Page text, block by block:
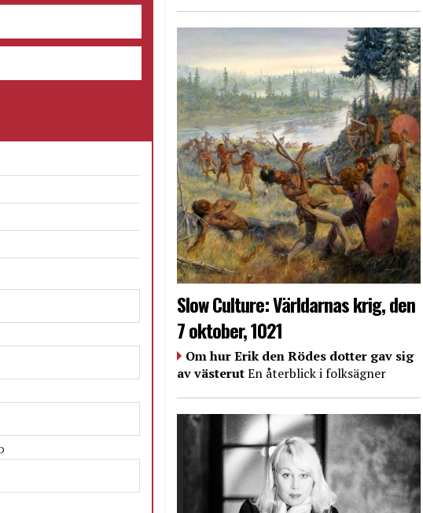
Slow Culture: Världarnas krig, den
7 oktober, 1021
Om hur Erik den Rödes dotter gav sig
av västerutEn återblick i folksägner